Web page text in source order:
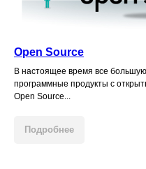
Open Source
В настоящее время все
программные продукты с
Open Source...
Подробнее